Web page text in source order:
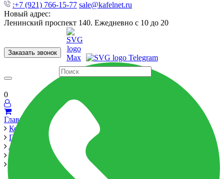
:+7 (921) 766-15-77 sale@kafelnet.ru
Новый адрес:
Ленинский проспект 140. Ежедневно с 10 до 20
Заказать звонок
60x120 60x60 Для ванной Для кухни
0
Главная
Керамика
Производители
Atlas Concorde Russia
Drift Dark Scal.120 Ang.Dx Керамогранит